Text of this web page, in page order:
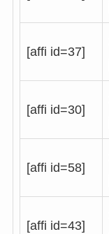
[affi id=37]
[affi id=30]
[affi id=58]
[affi id=43]